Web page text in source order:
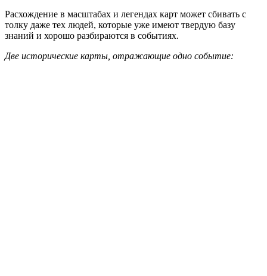
Расхождение в масштабах и легендах карт может сбивать с
толку даже тех людей, которые уже имеют твердую базу
знаний и хорошо разбираются в событиях.
Две исторические карты, отражающие одно событие: